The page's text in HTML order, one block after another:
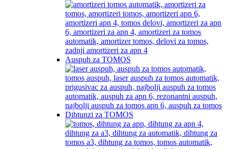
Auspuh za TOMOS
Dihtunzi za TOMOS